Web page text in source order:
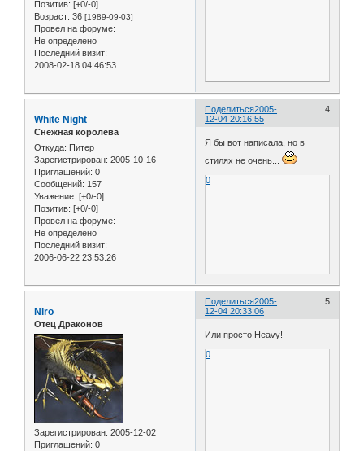
Позитив: [+0/-0]
Возраст: 36 [1989-09-03]
Провел на форуме:
Не определено
Последний визит:
2008-02-18 04:46:53
Поделиться 4
2005-
12-04 20:16:55
White Night
Снежная королева
Откуда: Питер
Зарегистрирован: 2005-10-16
Приглашений: 0
Сообщений: 157
Уважение: [+0/-0]
Позитив: [+0/-0]
Провел на форуме:
Не определено
Последний визит:
2006-06-22 23:53:26
Я бы вот написала, но в
стилях не очень...
0
Поделиться 5
2005-
12-04 20:33:06
Niro
Отец Драконов
Зарегистрирован: 2005-12-02
Приглашений: 0
Или просто Heavy!
0